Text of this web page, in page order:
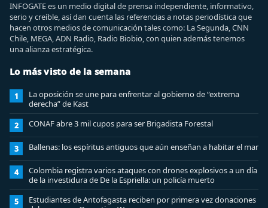
INFOGATE es un medio digital de prensa independiente, informativo,
serio y creíble, así dan cuenta las referencias a notas periodística que
hacen otros medios de comunicación tales como: La Segunda, CNN
Chile, MEGA, ADN Radio, Radio Biobio, con quien además tenemos
una alianza estratégica.
Lo más visto de la semana
1
La oposición se une para enfrentar al gobierno de “extrema
derecha” de Kast
2 CONAF abre 3 mil cupos para ser Brigadista Forestal
3 Ballenas: los espíritus antiguos que aún enseñan a habitar el mar
4
Colombia registra varios ataques con drones explosivos a un día
de la investidura de De la Espriella: un policía muerto
5
Estudiantes de Antofagasta reciben por primera vez donaciones